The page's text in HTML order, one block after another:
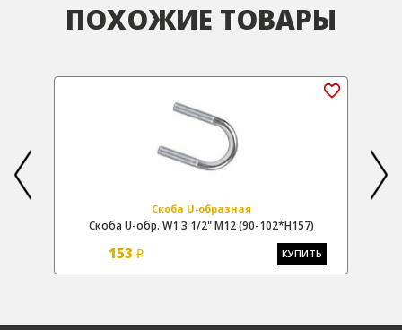
ПОХОЖИЕ ТОВАРЫ
Скоба U-образная
Скоба U-обр. W1 3 1/2" М12 (90-102*H157)
153 ₽ КУПИТЬ